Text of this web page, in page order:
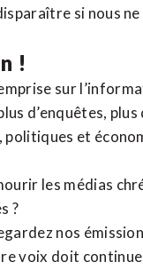
si nous
!
sur
d’enquêtes,
et
les médias
?
nos
voix doit